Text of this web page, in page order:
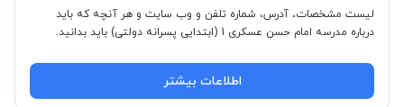
لیست مشخصات، آدرس، شماره تلفن و وب سایت و هر آنچه که باید
درباره مدرسه امام حسن عسکری 1 (ابتدایی پسرانه دولتی) باید بدانید.
اطلاعات بیشتر